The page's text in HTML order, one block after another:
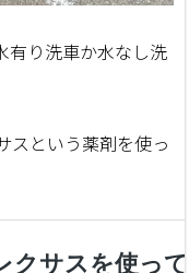
有り洗車か水なし洗
スという薬剤を使っ